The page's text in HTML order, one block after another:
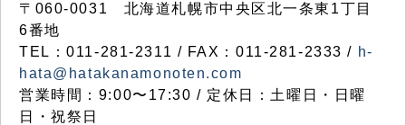
〒060-0031 北海道札幌市中央区北一条東1丁目
6番地
TEL：011-281-2311 / FAX：011-281-2333 / h-
hata@hatakanamonoten.com
営業時間：9:00〜17:30 / 定休日：土曜日・日曜
日・祝祭日